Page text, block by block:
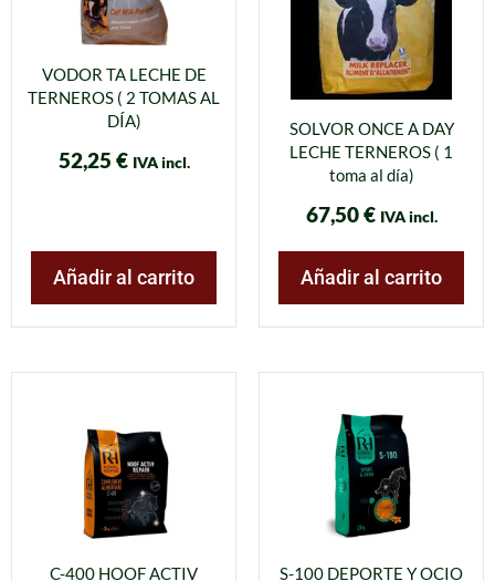
VODOR TA LECHE DE
TERNEROS ( 2 TOMAS AL
DÍA)
52,25 € IVA incl.
Añadir al carrito
SOLVOR ONCE A DAY
LECHE TERNEROS ( 1
toma al día)
67,50€ IVA incl.
Añadir al carrito
C-400 HOOF ACTIV
S-100 DEPORTE Y OCIO